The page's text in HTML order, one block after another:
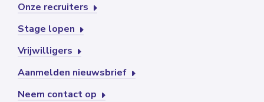
Onze recruiters
Stage lopen
Vrijwilligers
Aanmelden nieuwsbrief
Neem contact op